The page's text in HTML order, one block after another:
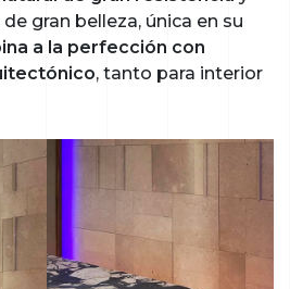
gran belleza, única en su
a la perfección con
, tanto para interior